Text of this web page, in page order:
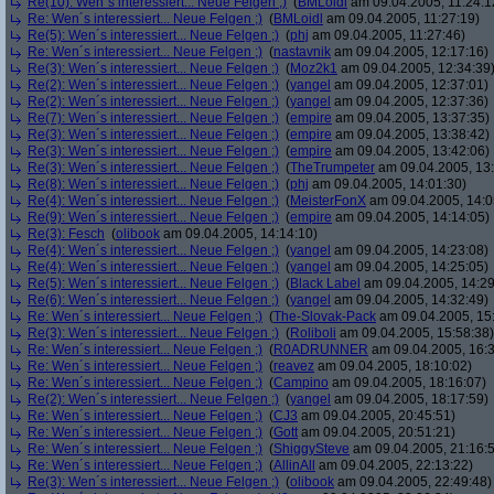
Re: Wen´s interessiert... Neue Felgen ;) (BMLoidl am 09.04.2005, 11:27:19)
Re(5): Wen´s interessiert... Neue Felgen ;) (phj am 09.04.2005, 11:27:46)
Re: Wen´s interessiert... Neue Felgen ;) (nastavnik am 09.04.2005, 12:17:16)
Re(3): Wen´s interessiert... Neue Felgen ;) (Moz2k1 am 09.04.2005, 12:34:39)
Re(2): Wen´s interessiert... Neue Felgen ;) (yangel am 09.04.2005, 12:37:01)
Re(2): Wen´s interessiert... Neue Felgen ;) (yangel am 09.04.2005, 12:37:36)
Re(7): Wen´s interessiert... Neue Felgen ;) (empire am 09.04.2005, 13:37:35)
Re(3): Wen´s interessiert... Neue Felgen ;) (empire am 09.04.2005, 13:38:42)
Re(3): Wen´s interessiert... Neue Felgen ;) (empire am 09.04.2005, 13:42:06)
Re(3): Wen´s interessiert... Neue Felgen ;) (TheTrumpeter am 09.04.2005,
Re(8): Wen´s interessiert... Neue Felgen ;) (phj am 09.04.2005, 14:01:30)
Re(4): Wen´s interessiert... Neue Felgen ;) (MeisterFonX am 09.04.2005,
Re(9): Wen´s interessiert... Neue Felgen ;) (empire am 09.04.2005, 14:14:05)
Re(3): Fesch (olibook am 09.04.2005, 14:14:10)
Re(4): Wen´s interessiert... Neue Felgen ;) (yangel am 09.04.2005, 14:23:08)
Re(4): Wen´s interessiert... Neue Felgen ;) (yangel am 09.04.2005, 14:25:05)
Re(5): Wen´s interessiert... Neue Felgen ;) (Black Label am 09.04.2005,
Re(6): Wen´s interessiert... Neue Felgen ;) (yangel am 09.04.2005, 14:32:49)
Re: Wen´s interessiert... Neue Felgen ;) (The-Slovak-Pack am 09.04.2005,
Re(3): Wen´s interessiert... Neue Felgen ;) (Roliboli am 09.04.2005, 15:58:38)
Re: Wen´s interessiert... Neue Felgen ;) (R0ADRUNNER am 09.04.2005,
Re: Wen´s interessiert... Neue Felgen ;) (reavez am 09.04.2005, 18:10:02)
Re: Wen´s interessiert... Neue Felgen ;) (Campino am 09.04.2005, 18:16:07)
Re(2): Wen´s interessiert... Neue Felgen ;) (yangel am 09.04.2005, 18:17:59)
Re: Wen´s interessiert... Neue Felgen ;) (CJ3 am 09.04.2005, 20:45:51)
Re: Wen´s interessiert... Neue Felgen ;) (Gott am 09.04.2005, 20:51:21)
Re: Wen´s interessiert... Neue Felgen ;) (ShiggySteve am 09.04.2005,
Re: Wen´s interessiert... Neue Felgen ;) (AllinAll
am 09.04.2005, 22:13:22)
Re(3): Wen´s interessiert... Neue Felgen ;) (olibook am 09.04.2005, 22:49:48)